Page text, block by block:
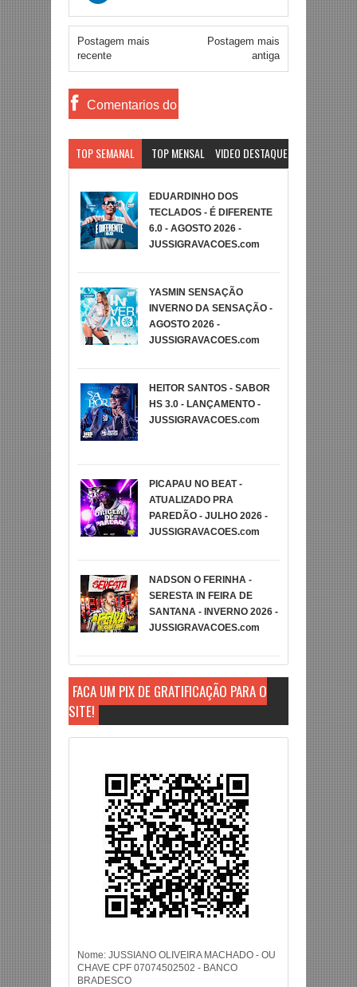
Postagem mais
recente
Postagem mais
antiga
Comentarios do
TOP SEMANAL TOP MENSAL VIDEO DESTAQUE
EDUARDINHO DOS
TECLADOS - É DIFERENTE
6.0 - AGOSTO 2026 -
JUSSIGRAVACOES.com
YASMIN SENSAÇÃO
INVERNO DA SENSAÇÃO -
AGOSTO 2026 -
JUSSIGRAVACOES.com
HEITOR SANTOS - SABOR
HS 3.0 - LANÇAMENTO -
JUSSIGRAVACOES.com
PICAPAU NO BEAT -
ATUALIZADO PRA
PAREDÃO - JULHO 2026 -
JUSSIGRAVACOES.com
NADSON O FERINHA -
SERESTA IN FEIRA DE
SANTANA - INVERNO 2026 -
JUSSIGRAVACOES.com
FAÇA UM PIX DE GRATIFICAÇÃO PARA O
SITE!
Nome: JUSSIANO OLIVEIRA MACHADO - OU
CHAVE CPF 07074502502 - BANCO
BRADESCO